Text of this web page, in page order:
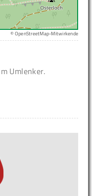
© OpenStreetMap-Mitwirkende
Umlenker.